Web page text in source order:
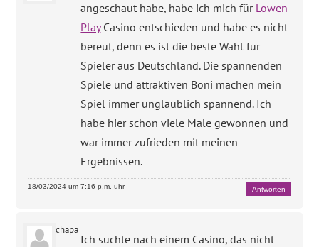
angeschaut habe, habe ich mich für Lowen
PlayCasino entschieden und habe es nicht
bereut, denn es ist die beste Wahl für
Spieler aus Deutschland. Die spannenden
Spiele und attraktiven Boni machen mein
Spiel immer unglaublich spannend. Ich
habe hier schon viele Male gewonnen und
war immer zufrieden mit meinen
Ergebnissen.
18/03/2024 um 7:16 p.m. uhr Antworten
chapa
Ich suchte nach einem Casino, das nicht